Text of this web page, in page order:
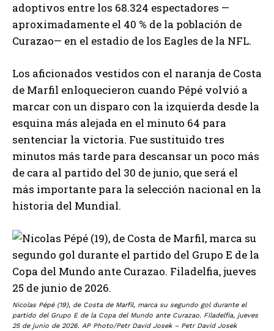
adoptivos entre los 68.324 espectadores —
aproximadamente el 40 % de la población de
Curazao— en el estadio de los Eagles de la NFL.
Los aficionados vestidos con el naranja de Costa
de Marfil enloquecieron cuando Pépé volvió a
marcar con un disparo con la izquierda desde la
esquina más alejada en el minuto 64 para
sentenciar la victoria. Fue sustituido tres
minutos más tarde para descansar un poco más
de cara al partido del 30 de junio, que será el
más importante para la selección nacional en la
historia del Mundial.
Nicolas Pépé (19), de Costa de Marfil, marca su segundo gol durante el
partido del Grupo E de la Copa del Mundo ante Curazao. Filadelfia, jueves
25 de junio de 2026. AP Photo/Petr David Josek – Petr David Josek